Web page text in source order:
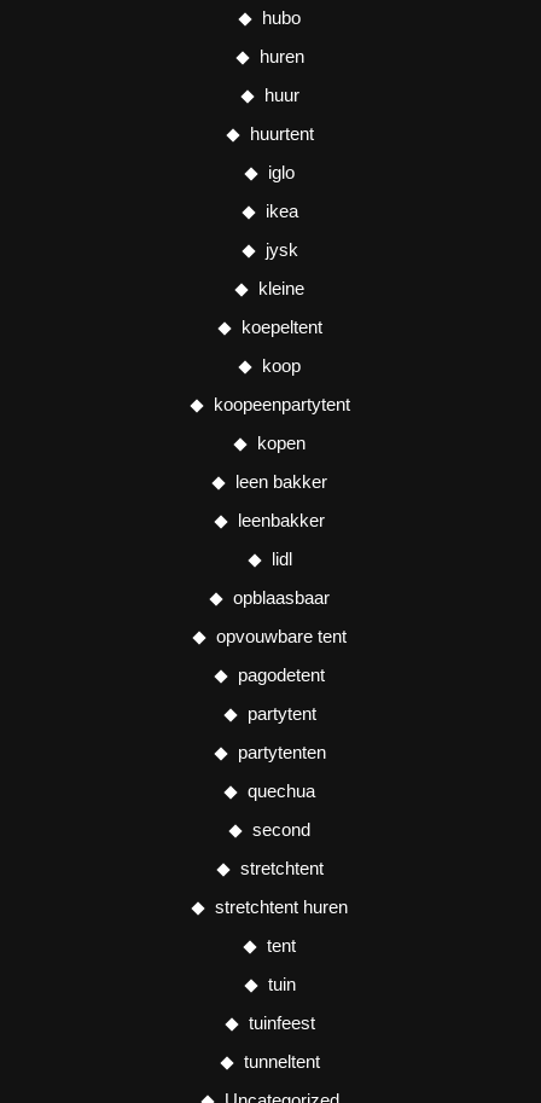
hubo
huren
huur
huurtent
iglo
ikea
jysk
kleine
koepeltent
koop
koopeenpartytent
kopen
leen bakker
leenbakker
lidl
opblaasbaar
opvouwbare tent
pagodetent
partytent
partytenten
quechua
second
stretchtent
stretchtent huren
tent
tuin
tuinfeest
tunneltent